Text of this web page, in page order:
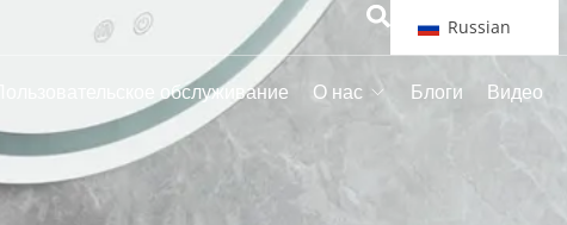
Russian
Пользовательское обслуживание О нас Блоги Видео